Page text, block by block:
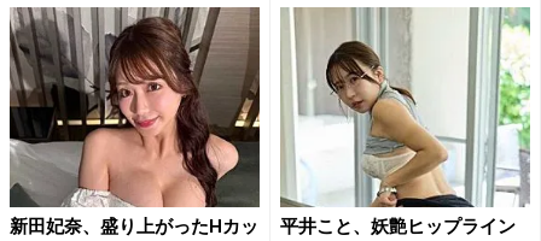
新田妃奈、盛り上がったHカッ 平井こと、妖艶ヒップライン